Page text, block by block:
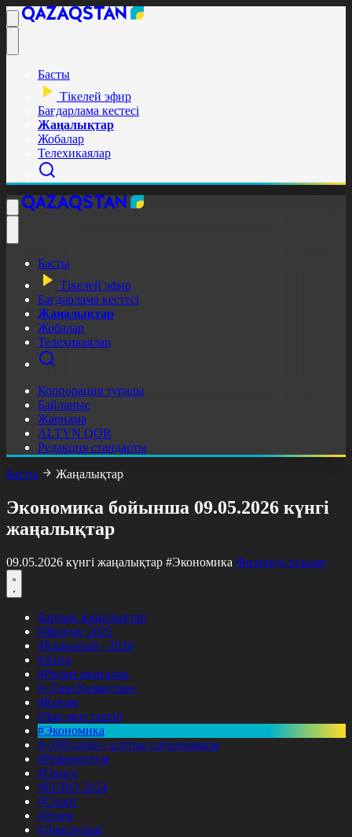
Басты
Тікелей эфир
Бағдарлама кестесі
Жаңалықтар
Жобалар
Телехикаялар
Басты
Тікелей эфир
Бағдарлама кестесі
Жаңалықтар
Жобалар
Телехикаялар
Корпорация туралы
Байланыс
Жарнама
ALTYN QOR
Редакция стандарты
Басты
Жаңалықтар
Экономика бойынша 09.05.2026 күнгі
жаңалықтар
09.05.2026 күнгі жаңалықтар #Экономика Фильтрді тазалау
Барлық жаңалықтар
#Жолдау 2025
#Құрылтай - 2026
#Апта
#Ресми оқиғалар
#«Таза Қазақстан»
#Қоғам
#Заң мен тәртіп
#Экономика
#«100 кітап» ұлттық сауалнамасы
#Референдум
#Оқиға
#EURO 2024
#Спорт
#Әлем
#Денсаулық